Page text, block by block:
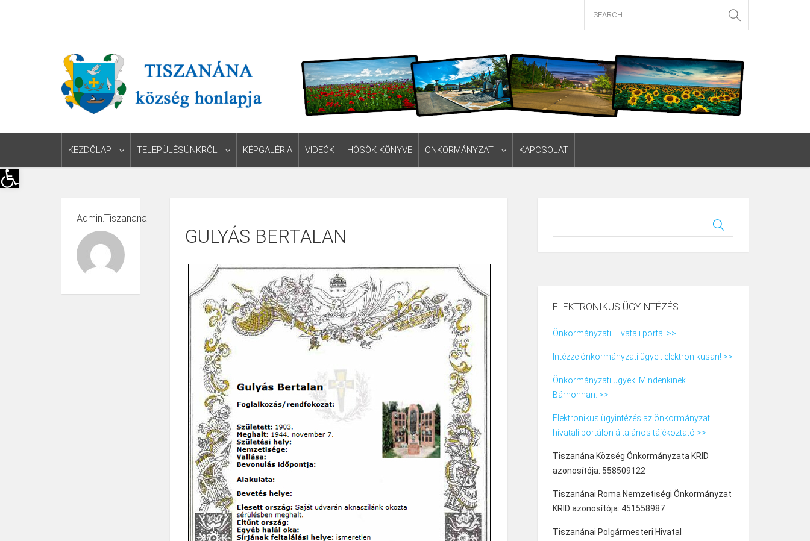
Eszköztár megnyitása
KEZDŐLAP TELEPÜLÉSÜNKRŐL KÉPGALÉRIA VIDEÓK HŐSÖK KÖNYVE ÖNKORMÁNYZAT KAPCSOLAT
Admin.tiszanana
GULYÁS BERTALAN
ELEKTRONIKUS ÜGYINTÉZÉS
Önkormányzati Hivatali portál >>
Intézze önkormányzati ügyeit elektronikusan! >>
Önkormányzati ügyek. Mindenkinek.
Bárhonnan. >>
Elektronikus ügyintézés az önkormányzati
hivatali portálon általános tájékoztató >>
Tiszanána Község Önkormányzata KRID
azonosítója: 558509122
Tiszanánai Roma Nemzetiségi Önkormányzat
KRID azonosítója: 451558987
Tiszanánai Polgármesteri Hivatal